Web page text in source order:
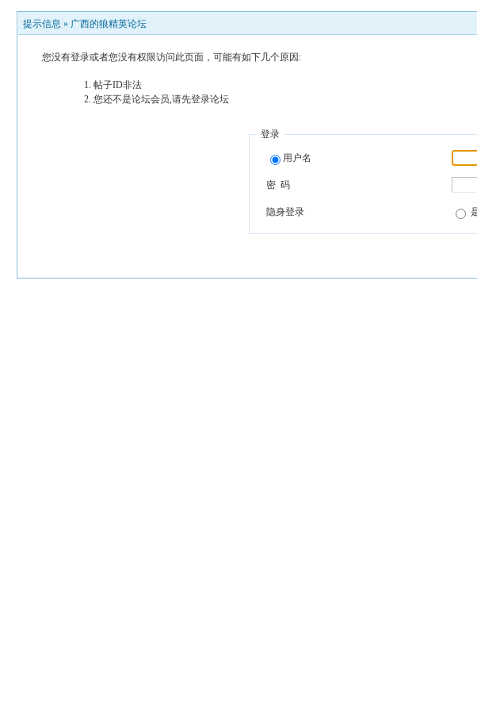
提示信息 » 广西的狼精英论坛
您没有登录或者您没有权限访问此页面，可能有如下几个原因:
帖子ID非法
您还不是论坛会员,请先登录论坛
登录
用户名
密 码
隐身登录